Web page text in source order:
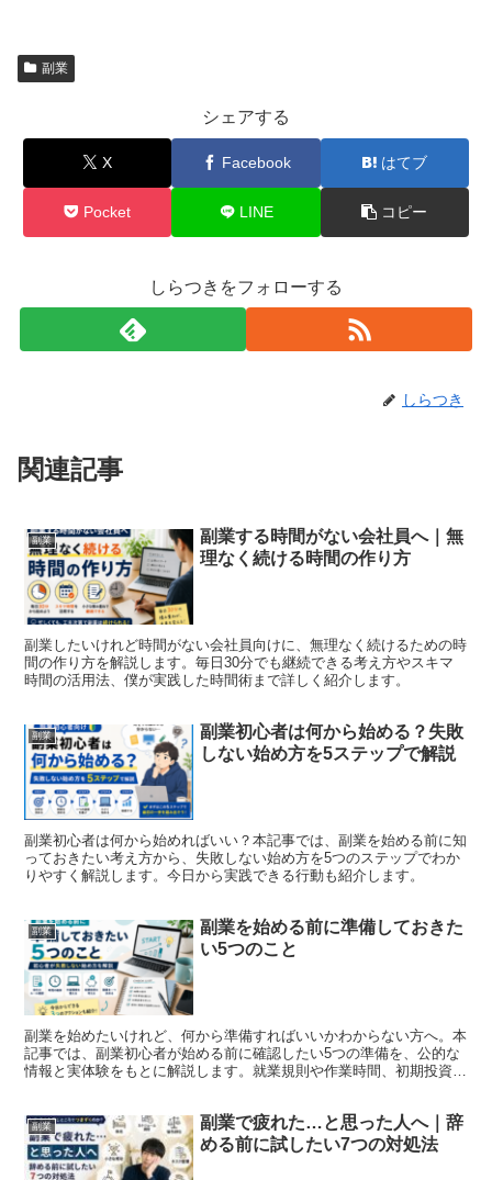
副業
シェアする
X Facebook はてブ
Pocket LINE コピー
しらつきをフォローする
しらつき
関連記事
副業
副業する時間がない会社員へ｜無
理なく続ける時間の作り方
副業したいけれど時間がない会社員向けに、無理なく続けるための時
間の作り方を解説します。毎日30分でも継続できる考え方やスキマ
時間の活用法、僕が実践した時間術まで詳しく紹介します。
副業
副業初心者は何から始める？失敗
しない始め方を5ステップで解説
副業初心者は何から始めればいい？本記事では、副業を始める前に知
っておきたい考え方から、失敗しない始め方を5つのステップでわか
りやすく解説します。今日から実践できる行動も紹介します。
副業
副業を始める前に準備しておきた
い5つのこと
副業を始めたいけれど、何から準備すればいいかわからない方へ。本
記事では、副業初心者が始める前に確認したい5つの準備を、公的な
情報と実体験をもとに解説します。就業規則や作業時間、初期投資、
副業
副業で疲れた…と思った人へ｜辞
める前に試したい7つの対処法